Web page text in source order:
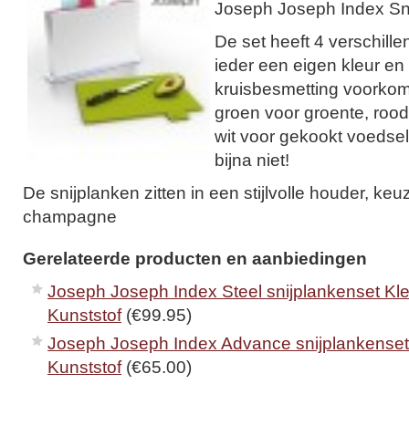
Joseph Joseph Index
De set heeft 4
ieder een eigen kleur
kruisbesmetting
groen voor groente,
wit voor gekookt
bijna niet!
De snijplanken zitten in een stijlvolle houder,
champagne
Gerelateerde producten en aanbiedingen
Joseph Joseph Index Steel snijplankenset
Kunststof(€99.95)
Joseph Joseph Index Advance
Kunststof(€65.00)